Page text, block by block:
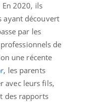
En 2020, ils
ayant découvert
par les
de
une récente
, les parents
avec leurs fils,
des rapports